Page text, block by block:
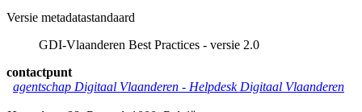
Versie metadatastandaard
GDI-Vlaanderen Best Practices - versie 2.0
contactpunt
agentschap Digitaal Vlaanderen - Helpdesk Digitaal Vlaanderen